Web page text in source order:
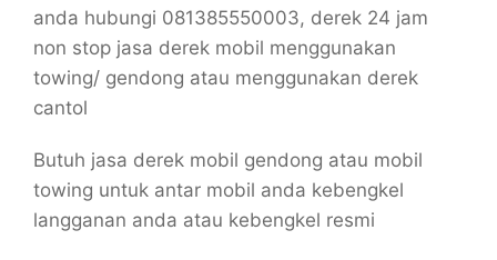
anda hubungi 081385550003, derek 24 jam
non stop jasa derek mobil menggunakan
towing/ gendong atau menggunakan derek
cantol
Butuh jasa derek mobil gendong atau mobil
towing untuk antar mobil anda kebengkel
langganan anda atau kebengkel resmi